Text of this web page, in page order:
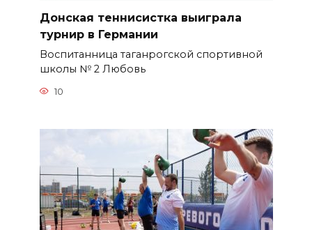
Донская теннисистка выиграла
турнир в Германии
Воспитанница таганрогской спортивной
школы № 2 Любовь
10